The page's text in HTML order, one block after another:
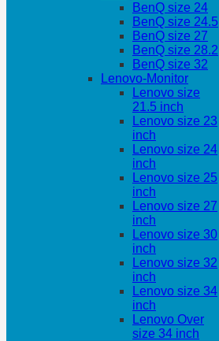
BenQ size 24
BenQ size 24.5
BenQ size 27
BenQ size 28.2
BenQ size 32
Lenovo-Monitor
Lenovo size
21.5 inch
Lenovo size 23
inch
Lenovo size 24
inch
Lenovo size 25
inch
Lenovo size 27
inch
Lenovo size 30
inch
Lenovo size 32
inch
Lenovo size 34
inch
Lenovo Over
size 34 inch